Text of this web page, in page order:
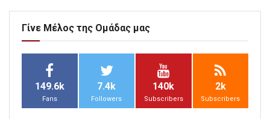
Γίνε Μέλος της Ομάδας μας
149.6k
Fans
7.4k
Followers
140k
Subscribers
2k
Subscribers